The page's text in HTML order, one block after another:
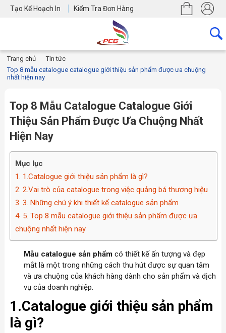
Tạo Kế Hoạch In Kiểm Tra Đơn Hàng
Trang chủ
Tin tức
Top 8 mẫu catalogue catalogue giới thiệu sản phẩm được ưa chuộng
nhất hiện nay
Top 8 Mẫu Catalogue Catalogue Giới
Thiệu Sản Phẩm Được Ưa Chuộng Nhất
Hiện Nay
Mục lục
1. 1.Catalogue giới thiệu sản phẩm là gì?
2. 2.Vai trò của catalogue trong việc quảng bá thương hiệu
3. 3. Những chú ý khi thiết kế catalogue sản phẩm
4. 5. Top 8 mẫu catalogue giới thiệu sản phẩm được ưa
chuộng nhất hiện nay
Mẫu catalogue sản phẩm có thiết kế ấn tượng và đẹp
mắt là một trong những cách thu hút được sự quan tâm
và ưa chuộng của khách hàng dành cho sản phẩm và dịch
vụ của doanh nghiệp.
1.Catalogue giới thiệu sản phẩm
là gì?